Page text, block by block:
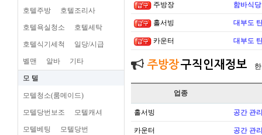
호텔주방 호텔조리사
호텔욕실청소 호텔세탁
호텔식기세척 일당/시급
벨맨 알바 기타
모 텔
모텔청소(룸메이드)
모텔당번보조 모텔캐셔
모텔베팅 모텔당번
주방장 함바식
홀서빙 대부도
카운터 대부도
주방장구직인재정보
업종
홀서빙 공간 관
카운터 공간 관